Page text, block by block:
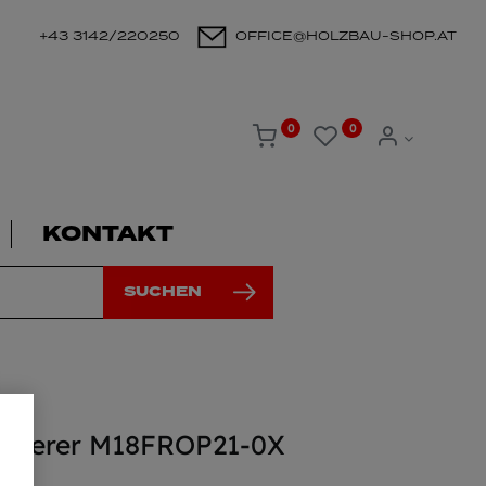
+43 3142/220250 OFFICE@HOLZBAU-SHOP.AT
0 0
KONTAKT
SUCHEN
M18FROP21-0X